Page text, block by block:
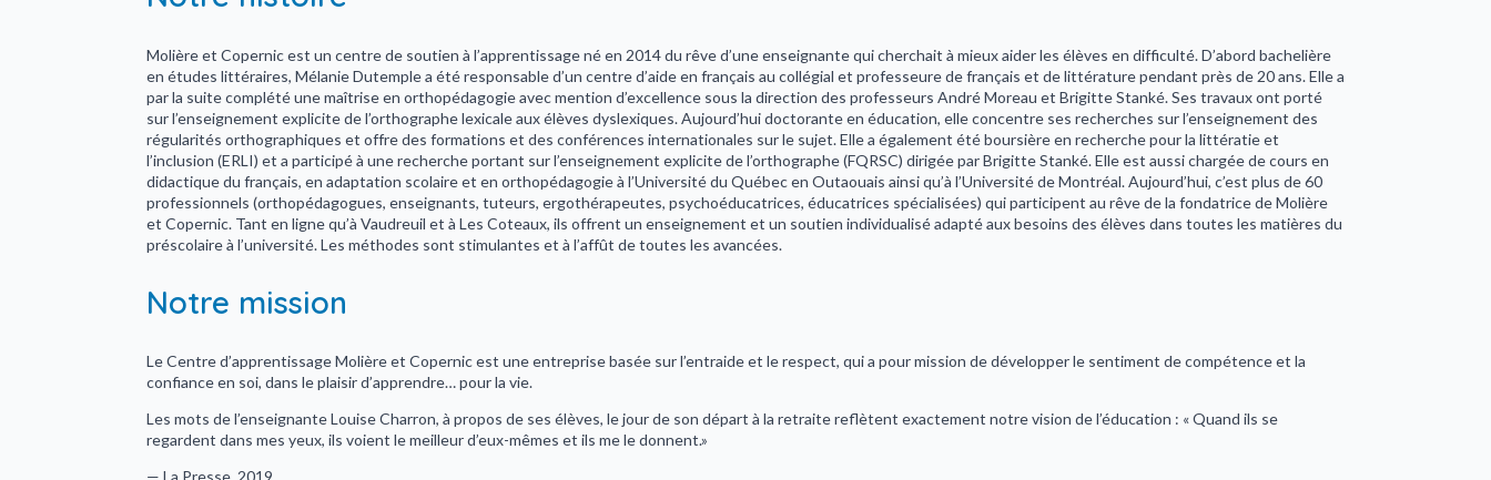
Molière et Copernic est un centre de soutien à l’apprentissage né en 2014 du rêve d’une enseignante qui cherchait à mieux aider les élèves en difficulté. D’abord bachelière
en études littéraires, Mélanie Dutemple a été responsable d’un centre d’aide en français au collégial et professeure de français et de littérature pendant près de 20 ans. Elle a
par la suite complété une maîtrise en orthopédagogie avec mention d’excellence sous la direction des professeurs André Moreau et Brigitte Stanké. Ses travaux ont porté
sur l’enseignement explicite de l’orthographe lexicale aux élèves dyslexiques. Aujourd’hui doctorante en éducation, elle concentre ses recherches sur l’enseignement des
régularités orthographiques et offre des formations et des conférences internationales sur le sujet. Elle a également été boursière en recherche pour la littératie et
l’inclusion (ERLI) et a participé à une recherche portant sur l’enseignement explicite de l’orthographe (FQRSC) dirigée par Brigitte Stanké. Elle est aussi chargée de cours en
didactique du français, en adaptation scolaire et en orthopédagogie à l’Université du Québec en Outaouais ainsi qu’à l’Université de Montréal. Aujourd’hui, c’est plus de 60
professionnels (orthopédagogues, enseignants, tuteurs, ergothérapeutes, psychoéducatrices, éducatrices spécialisées) qui participent au rêve de la fondatrice de Molière
et Copernic. Tant en ligne qu’à Vaudreuil et à Les Coteaux, ils offrent un enseignement et un soutien individualisé adapté aux besoins des élèves dans toutes les matières du
préscolaire à l’université. Les méthodes sont stimulantes et à l’affût de toutes les avancées.
Notre mission
Le Centre d’apprentissage Molière et Copernic est une entreprise basée sur l’entraide et le respect, qui a pour mission de développer le sentiment de compétence et la
confiance en soi, dans le plaisir d’apprendre… pour la vie.
Les mots de l’enseignante Louise Charron, à propos de ses élèves, le jour de son départ à la retraite reflètent exactement notre vision de l’éducation : « Quand ils se
regardent dans mes yeux, ils voient le meilleur d’eux-mêmes et ils me le donnent.»